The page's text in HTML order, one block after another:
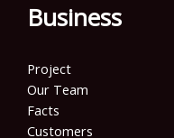
Business
Project
Our Team
Facts
Customers